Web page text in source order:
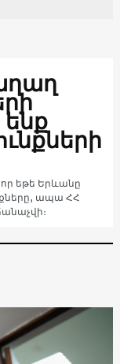
եթե Երևանը
ապա ՀՀ